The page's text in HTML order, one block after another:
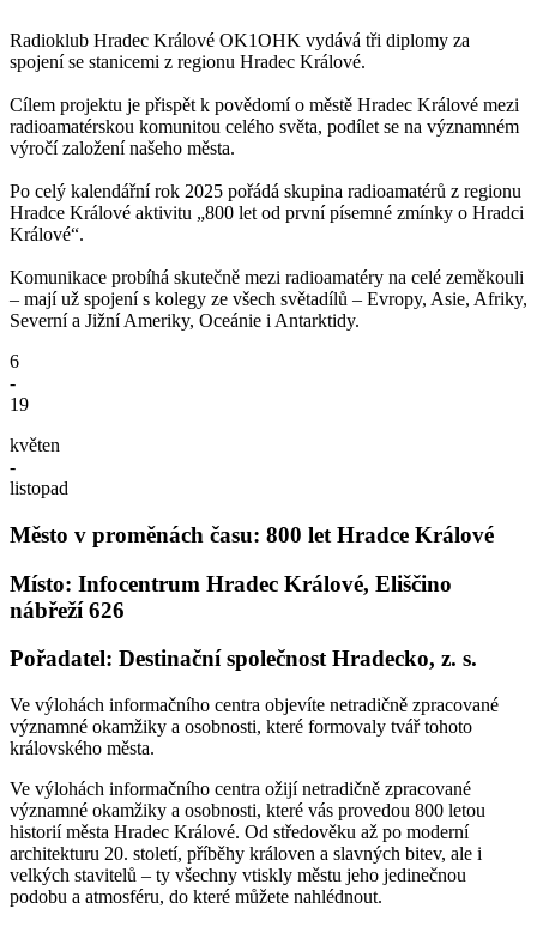
Radioklub Hradec Králové OK1OHK vydává tři diplomy za
spojení se stanicemi z regionu Hradec Králové.
Cílem projektu je přispět k povědomí o městě Hradec Králové mezi
radioamatérskou komunitou celého světa, podílet se na významném
výročí založení našeho města.
Po celý kalendářní rok 2025 pořádá skupina radioamatérů z regionu
Hradce Králové aktivitu „800 let od první písemné zmínky o Hradci
Králové“.
Komunikace probíhá skutečně mezi radioamatéry na celé zeměkouli
– mají už spojení s kolegy ze všech světadílů – Evropy, Asie, Afriky,
Severní a Jižní Ameriky, Oceánie i Antarktidy.
6
-
19
květen
-
listopad
Město v proměnách času: 800 let Hradce Králové
Místo: Infocentrum Hradec Králové, Eliščino
nábřeží 626
Pořadatel: Destinační společnost Hradecko, z. s.
Ve výlohách informačního centra objevíte netradičně zpracované
významné okamžiky a osobnosti, které formovaly tvář tohoto
královského města.
Ve výlohách informačního centra ožijí netradičně zpracované
významné okamžiky a osobnosti, které vás provedou 800 letou
historií města Hradec Králové. Od středověku až po moderní
architekturu 20. století, příběhy královen a slavných bitev, ale i
velkých stavitelů – ty všechny vtiskly městu jeho jedinečnou
podobu a atmosféru, do které můžete nahlédnout.